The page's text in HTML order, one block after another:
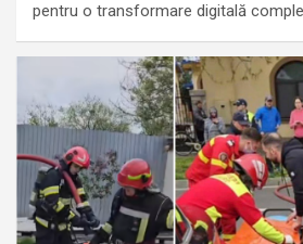
pentru o transformare digitală